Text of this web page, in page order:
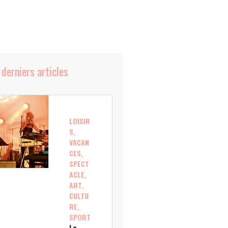
articles
LOISIR
S,
VACAN
CES,
SPECT
ACLE,
ART,
CULTU
RE,
SPORT